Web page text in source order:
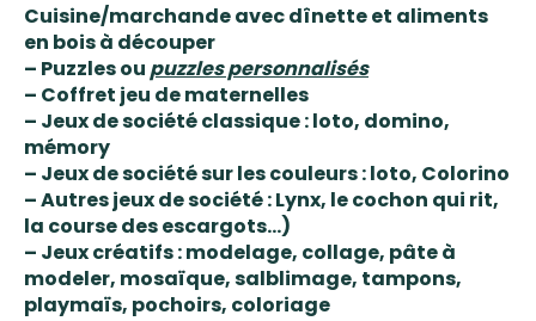
Cuisine/marchande avec dînette et aliments
en bois à découper
– Puzzles oupuzzles personnalisés
– Coffret jeu de maternelles
– Jeux de société classique : loto, domino,
mémory
– Jeux de société sur les couleurs : loto, Colorino
– Autres jeux de société : Lynx, le cochon qui rit,
la course des escargots…)
– Jeux créatifs : modelage, collage, pâte à
modeler, mosaïque, salblimage, tampons,
playmaïs, pochoirs, coloriage